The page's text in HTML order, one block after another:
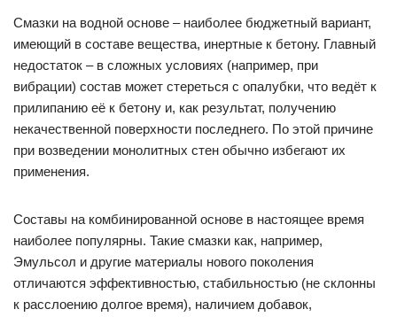
Смазки на водной основе – наиболее бюджетный вариант,
имеющий в составе вещества, инертные к бетону. Главный
недостаток – в сложных условиях (например, при
вибрации) состав может стереться с опалубки, что ведёт к
прилипанию её к бетону и, как результат, получению
некачественной поверхности последнего. По этой причине
при возведении монолитных стен обычно избегают их
применения.
Составы на комбинированной основе в настоящее время
наиболее популярны. Такие смазки как, например,
Эмульсол и другие материалы нового поколения
отличаются эффективностью, стабильностью (не склонны
к расслоению долгое время), наличием добавок,